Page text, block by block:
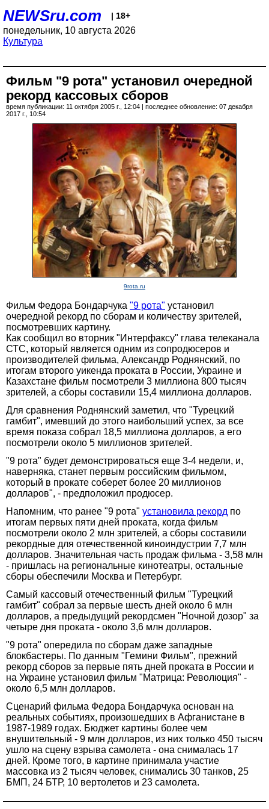
NEWSru.com | 18+
понедельник, 10 августа 2026
Культура
Фильм "9 рота" установил очередной
рекорд кассовых сборов
время публикации: 11 октября 2005 г., 12:04 | последнее обновление: 07 декабря
2017 г., 10:54
9rota.ru
Фильм Федора Бондарчука "9 рота" установил
очередной рекорд по сборам и количеству зрителей,
посмотревших картину.
Как сообщил во вторник "Интерфаксу" глава телеканала
СТС, который является одним из сопродюсеров и
производителей фильма, Александр Роднянский, по
итогам второго уикенда проката в России, Украине и
Казахстане фильм посмотрели 3 миллиона 800 тысяч
зрителей, а сборы составили 15,4 миллиона долларов.
Для сравнения Роднянский заметил, что "Турецкий
гамбит", имевший до этого наибольший успех, за все
время показа собрал 18,5 миллиона долларов, а его
посмотрели около 5 миллионов зрителей.
"9 рота" будет демонстрироваться еще 3-4 недели, и,
наверняка, станет первым российским фильмом,
который в прокате соберет более 20 миллионов
долларов", - предположил продюсер.
Напомним, что ранее "9 рота" установила рекорд по
итогам первых пяти дней проката, когда фильм
посмотрели около 2 млн зрителей, а сборы составили
рекордные для отечественной киноиндустрии 7,7 млн
долларов. Значительная часть продаж фильма - 3,58 млн
- пришлась на региональные кинотеатры, остальные
сборы обеспечили Москва и Петербург.
Самый кассовый отечественный фильм "Турецкий
гамбит" собрал за первые шесть дней около 6 млн
долларов, а предыдущий рекордсмен "Ночной дозор" за
четыре дня проката - около 3,6 млн долларов.
"9 рота" опередила по сборам даже западные
блокбастеры. По данным "Гемини Фильм", прежний
рекорд сборов за первые пять дней проката в России и
на Украине установил фильм "Матрица: Революция" -
около 6,5 млн долларов.
Сценарий фильма Федора Бондарчука основан на
реальных событиях, произошедших в Афганистане в
1987-1989 годах. Бюджет картины более чем
внушительный - 9 млн долларов, из них только 450 тысяч
ушло на сцену взрыва самолета - она снималась 17
дней. Кроме того, в картине принимала участие
массовка из 2 тысяч человек, снимались 30 танков, 25
БМП, 24 БТР, 10 вертолетов и 23 самолета.